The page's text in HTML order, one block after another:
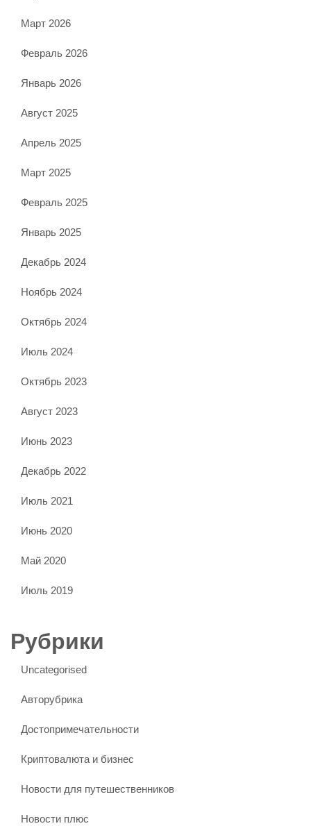
Март 2026
Февраль 2026
Январь 2026
Август 2025
Апрель 2025
Март 2025
Февраль 2025
Январь 2025
Декабрь 2024
Ноябрь 2024
Октябрь 2024
Июль 2024
Октябрь 2023
Август 2023
Июнь 2023
Декабрь 2022
Июль 2021
Июнь 2020
Май 2020
Июль 2019
Рубрики
Uncategorised
Авторубрика
Достопримечательности
Криптовалюта и бизнес
Новости для путешественников
Новости плюс